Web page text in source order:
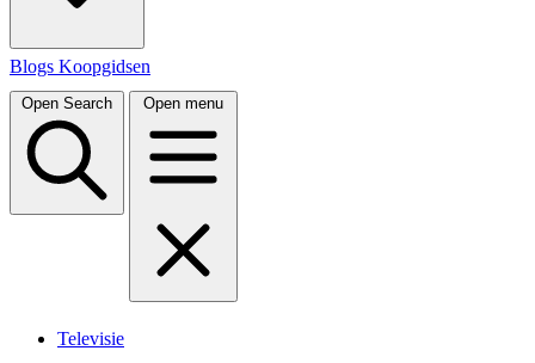
Blogs Koopgidsen
Open Search Open menu
Televisie